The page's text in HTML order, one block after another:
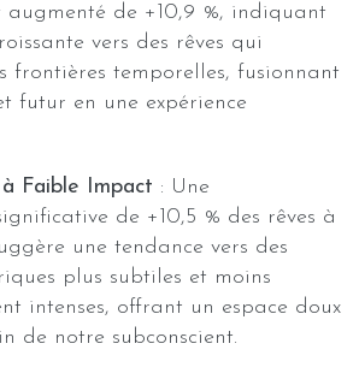
augmenté de +10,9 %, indiquant
vers des rêves qui
frontières temporelles, fusionnant
futur en une expérience
Faible Impact : Une
de +10,5 % des rêves à
une tendance vers des
plus subtiles et moins
intenses, offrant un espace doux
de notre subconscient.